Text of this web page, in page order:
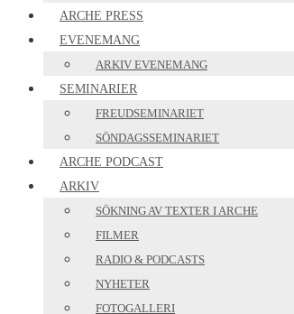
ARCHE PRESS
EVENEMANG
ARKIV EVENEMANG
SEMINARIER
FREUDSEMINARIET
SÖNDAGSSEMINARIET
ARCHE PODCAST
ARKIV
SÖKNING AV TEXTER I ARCHE
FILMER
RADIO & PODCASTS
NYHETER
FOTOGALLERI